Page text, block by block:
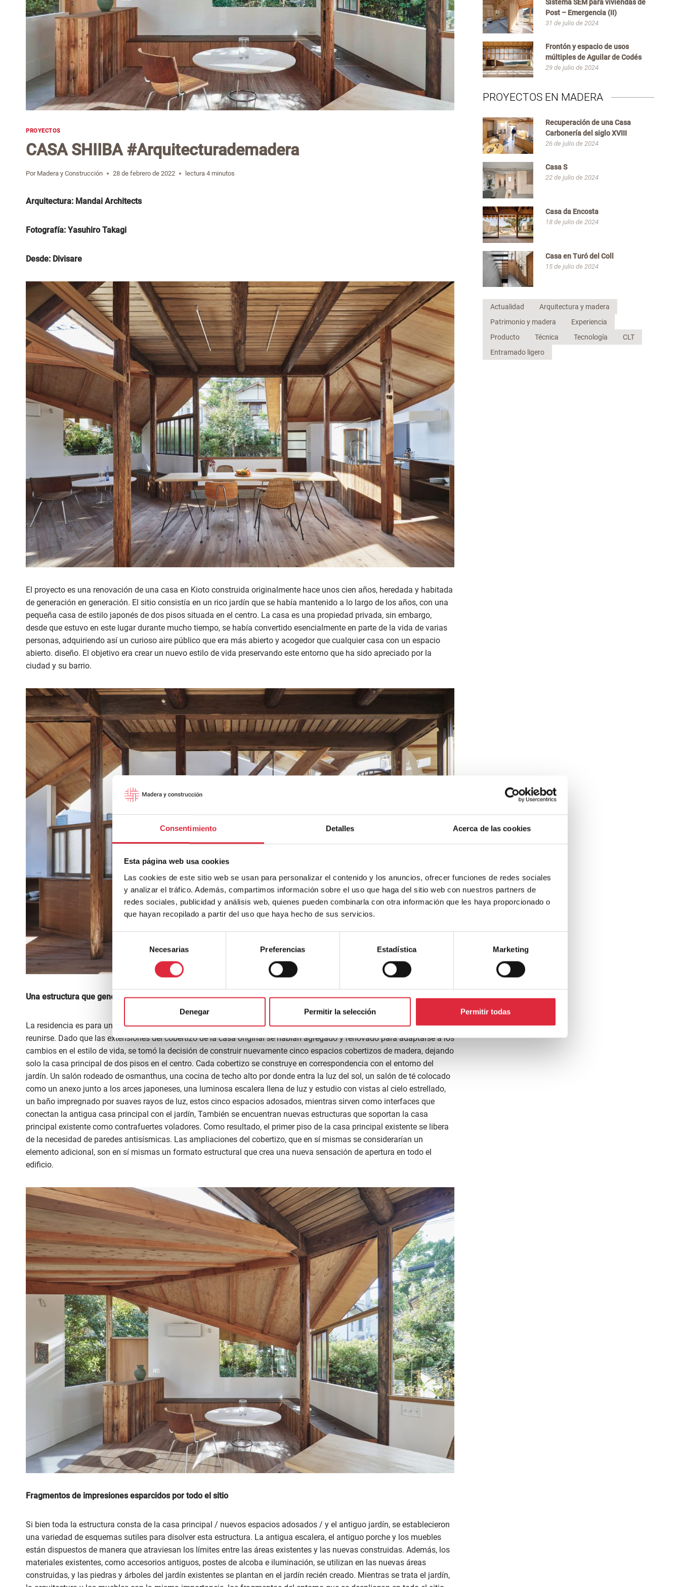
Consentimiento Detalles Acerca de las cookies
Esta página web usa cookies
Las cookies de este sitio web se usan para personalizar el contenido y los anuncios, ofrecer funciones de redes sociales
y analizar el tráfico. Además, compartimos información sobre el uso que haga del sitio web con nuestros partners de
redes sociales, publicidad y análisis web, quienes pueden combinarla con otra información que les haya proporcionado o
que hayan recopilado a partir del uso que haya hecho de sus servicios.
consentimiento
Necesarias Preferencias Estadística Marketing
Denegar Permitir la selección Permitir todas
PROYECTOS
CASA SHIIBA #Arquitecturademadera
Por Madera y Construcción 28 de febrero de 2022 lectura 4 minutos
Arquitectura: Mandai Architects
Fotografía: Yasuhiro Takagi
Desde: Divisare
El proyecto es una renovación de una casa en Kioto construida originalmente hace unos cien años, heredada y habitada
de generación en generación. El sitio consistía en un rico jardín que se había mantenido a lo largo de los años, con una
pequeña casa de estilo japonés de dos pisos situada en el centro. La casa es una propiedad privada, sin embargo,
desde que estuvo en este lugar durante mucho tiempo, se había convertido esencialmente en parte de la vida de varias
personas, adquiriendo así un curioso aire público que era más abierto y acogedor que cualquier casa con un espacio
abierto. diseño. El objetivo era crear un nuevo estilo de vida preservando este entorno que ha sido apreciado por la
ciudad y su barrio.
Una estructura que genera nuevas conexiones
La residencia es para una pareja de jubilados, pero lo que los clientes deseaban era una casa donde la gente pudiera
reunirse. Dado que las extensiones del cobertizo de la casa original se habían agregado y renovado para adaptarse a los
cambios en el estilo de vida, se tomó la decisión de construir nuevamente cinco espacios cobertizos de madera, dejando
solo la casa principal de dos pisos en el centro. Cada cobertizo se construye en correspondencia con el entorno del
jardín. Un salón rodeado de osmanthus, una cocina de techo alto por donde entra la luz del sol, un salón de té colocado
como un anexo junto a los arces japoneses, una luminosa escalera llena de luz y estudio con vistas al cielo estrellado,
un baño impregnado por suaves rayos de luz, estos cinco espacios adosados, mientras sirven como interfaces que
conectan la antigua casa principal con el jardín, También se encuentran nuevas estructuras que soportan la casa
principal existente como contrafuertes voladores. Como resultado, el primer piso de la casa principal existente se libera
de la necesidad de paredes antisísmicas. Las ampliaciones del cobertizo, que en sí mismas se considerarían un
elemento adicional, son en sí mismas un formato estructural que crea una nueva sensación de apertura en todo el
edificio.
Fragmentos de impresiones esparcidos por todo el sitio
Si bien toda la estructura consta de la casa principal / nuevos espacios adosados ​​/ y el antiguo jardín, se establecieron
una variedad de esquemas sutiles para disolver esta estructura. La antigua escalera, el antiguo porche y los muebles
están dispuestos de manera que atraviesan los límites entre las áreas existentes y las nuevas construidas. Además, los
materiales existentes, como accesorios antiguos, postes de alcoba e iluminación, se utilizan en las nuevas áreas
construidas, y las piedras y árboles del jardín existentes se plantan en el jardín recién creado. Mientras se trata el jardín,
Sistema SEM para viviendas de
Post – Emergencia (II)
31 de julio de 2024
Frontón y espacio de usos
múltiples de Aguilar de Codés
29 de julio de 2024
PROYECTOS EN MADERA
Recuperación de una Casa
Carbonería del siglo XVIII
26 de julio de 2024
Casa S
22 de julio de 2024
Casa da Encosta
18 de julio de 2024
Casa en Turó del Coll
15 de julio de 2024
Actualidad
Arquitectura y madera
Patrimonio y madera
Experiencia
Producto
Técnica Tecnología
CLT
Entramado ligero